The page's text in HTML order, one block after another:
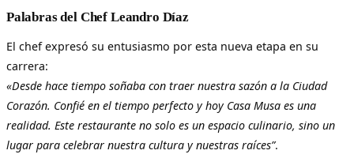
Palabras del Chef Leandro Díaz
El chef expresó su entusiasmo por esta nueva etapa en su
carrera:
«Desde hace tiempo soñaba con traer nuestra sazón a la Ciudad
Corazón. Confié en el tiempo perfecto y hoy Casa Musa es una
realidad. Este restaurante no solo es un espacio culinario, sino un
lugar para celebrar nuestra cultura y nuestras raíces”.